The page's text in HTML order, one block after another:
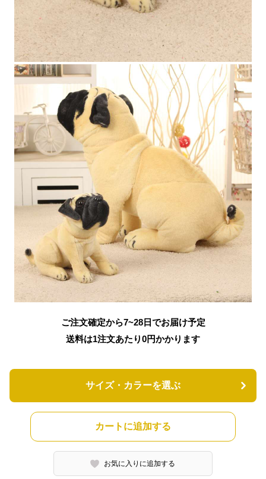
ご注文確定から7~28日でお届け予定
送料は1注文あたり0円かかります
サイズ・カラーを選ぶ
カートに追加する
お気に入りに追加する